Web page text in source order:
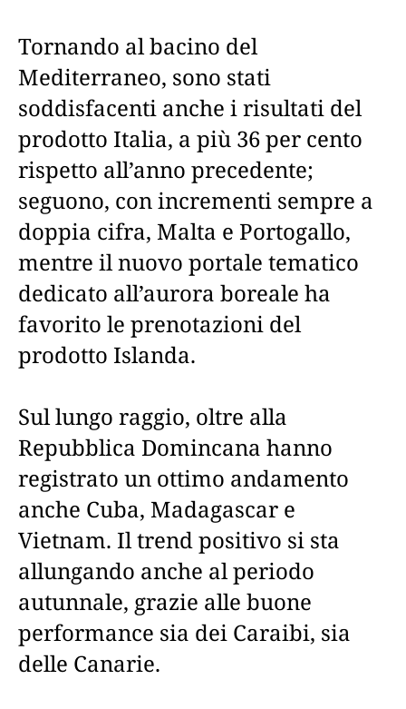
Tornando al bacino del
Mediterraneo, sono stati
soddisfacenti anche i risultati del
prodotto Italia, a più 36 per cento
rispetto all’anno precedente;
seguono, con incrementi sempre a
doppia cifra, Malta e Portogallo,
mentre il nuovo portale tematico
dedicato all’aurora boreale ha
favorito le prenotazioni del
prodotto Islanda.
Sul lungo raggio, oltre alla
Repubblica Domincana hanno
registrato un ottimo andamento
anche Cuba, Madagascar e
Vietnam. Il trend positivo si sta
allungando anche al periodo
autunnale, grazie alle buone
performance sia dei Caraibi, sia
delle Canarie.